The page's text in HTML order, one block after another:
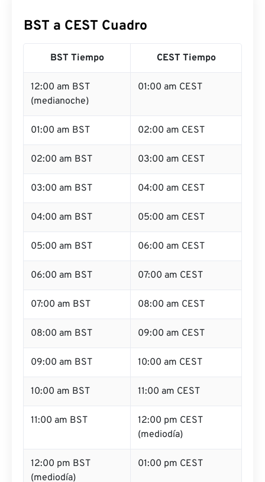
BST a CEST Cuadro
BST Tiempo CEST Tiempo
12:00 am BST
(medianoche)
01:00 am CEST
01:00 am BST 02:00 am CEST
02:00 am BST 03:00 am CEST
03:00 am BST 04:00 am CEST
04:00 am BST 05:00 am CEST
05:00 am BST 06:00 am CEST
06:00 am BST 07:00 am CEST
07:00 am BST 08:00 am CEST
08:00 am BST 09:00 am CEST
09:00 am BST 10:00 am CEST
10:00 am BST 11:00 am CEST
11:00 am BST
12:00 pm CEST
(mediodía)
12:00 pm BST
(mediodía)
01:00 pm CEST